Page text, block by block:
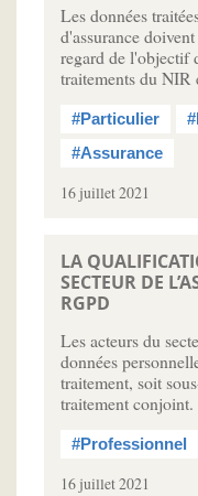
Les données
d'assurance
regard de l'objectif
traitements du NIR
#Particulier
#Assurance
16 juillet 2021
LA
SECTEUR DE
RGPD
Les acteurs du
données
traitement, soit
traitement
#Professionnel
16 juillet 2021